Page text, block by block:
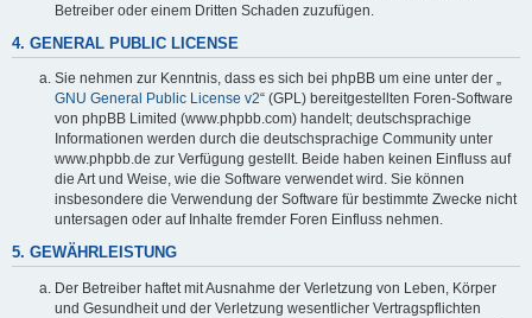
Betreiber oder einem Dritten Schaden zuzufügen.
4. GENERAL PUBLIC LICENSE
Sie nehmen zur Kenntnis, dass es sich bei phpBB um eine unter der „
GNU General Public License v2“ (GPL) bereitgestellten Foren-Software
von phpBB Limited (www.phpbb.com) handelt; deutschsprachige
Informationen werden durch die deutschsprachige Community unter
www.phpbb.de zur Verfügung gestellt. Beide haben keinen Einfluss auf
die Art und Weise, wie die Software verwendet wird. Sie können
insbesondere die Verwendung der Software für bestimmte Zwecke nicht
untersagen oder auf Inhalte fremder Foren Einfluss nehmen.
5. GEWÄHRLEISTUNG
Der Betreiber haftet mit Ausnahme der Verletzung von Leben, Körper
und Gesundheit und der Verletzung wesentlicher Vertragspflichten